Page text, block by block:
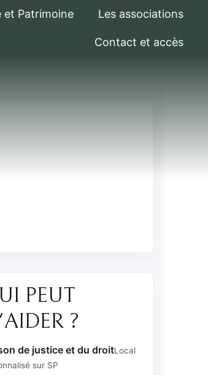
et Patrimoine Les associations
Contact et accès
de
PEUT
?
de justice et du droitLocal
sur SP